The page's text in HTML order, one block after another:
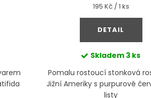
Měrná
cena:
195 Kč / 1 ks
DETAIL
Skladem 3 ks
Pomalu rostoucí stonková
Jižní Ameriky s purpurově
listy